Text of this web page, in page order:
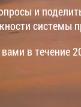
и
системы
в течение